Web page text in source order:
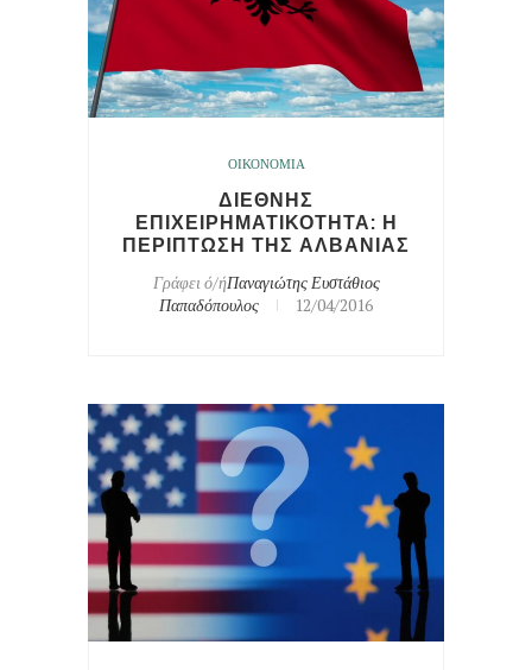
ΟΙΚΟΝΟΜΙΑ
ΔΙΕΘΝΗΣ
ΕΠΙΧΕΙΡΗΜΑΤΙΚΟΤΗΤΑ: Η
ΠΕΡΙΠΤΩΣΗ ΤΗΣ ΑΛΒΑΝΙΑΣ
Γράφει ό/ήΠαναγιώτης Ευστάθιος
Παπαδόπουλος
12/04/2016